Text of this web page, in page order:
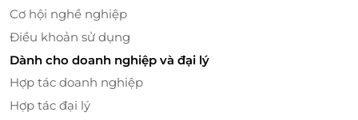
Cơ hội nghề nghiệp
Điều khoản sử dụng
Dành cho doanh nghiệp và đại lý
Hợp tác doanh nghiệp
Hợp tác đại lý